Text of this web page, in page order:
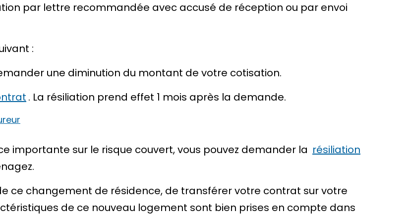
par lettre recommandée avec accusé de réception ou par envoi
:
une diminution du montant de votre cotisation.
. La résiliation prend effet 1 mois après la demande.
importante sur le risque couvert, vous pouvez demander la résiliation
ce changement de résidence, de transférer votre contrat sur votre
de ce nouveau logement sont bien prises en compte dans